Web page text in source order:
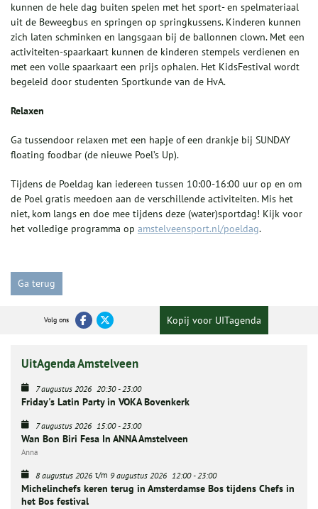
kunnen de hele dag buiten spelen met het sport- en spelmateriaal
uit de Beweegbus en springen op springkussens. Kinderen kunnen
zich laten schminken en langsgaan bij de ballonnen clown. Met een
activiteiten-spaarkaart kunnen de kinderen stempels verdienen en
met een volle spaarkaart een prijs ophalen. Het KidsFestival wordt
begeleid door studenten Sportkunde van de HvA.
Relaxen
Ga tussendoor relaxen met een hapje of een drankje bij SUNDAY
floating foodbar (de nieuwe Poel’s Up).
Tijdens de Poeldag kan iedereen tussen 10:00-16:00 uur op en om
de Poel gratis meedoen aan de verschillende activiteiten. Mis het
niet, kom langs en doe mee tijdens deze (water)sportdag! Kijk voor
het volledige programma op amstelveensport.nl/poeldag.
Ga terug
Volg ons Kopij voor UITagenda
UitAgenda Amstelveen
7 augustus 2026 20:30-23:00
Friday's Latin Party in VOKA Bovenkerk
7 augustus 2026 15:00-23:00
Wan Bon Biri Fesa In ANNA Amstelveen
Anna
8 augustus 2026 t/m 9 augustus 2026 12:00-23:00
Michelinchefs keren terug in Amsterdamse Bos tijdens Chefs in
het Bos festival